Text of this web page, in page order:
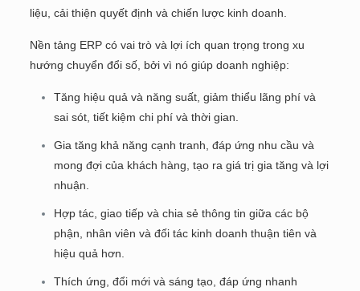
liệu, cải thiện quyết định và chiến lược kinh doanh.
Nền tảng ERP có vai trò và lợi ích quan trọng trong xu
hướng chuyển đổi số, bởi vì nó giúp doanh nghiệp:
Tăng hiệu quả và năng suất, giảm thiểu lãng phí và
sai sót, tiết kiệm chi phí và thời gian.
Gia tăng khả năng cạnh tranh, đáp ứng nhu cầu và
mong đợi của khách hàng, tạo ra giá trị gia tăng và lợi
nhuận.
Hợp tác, giao tiếp và chia sẻ thông tin giữa các bộ
phận, nhân viên và đối tác kinh doanh thuận tiên và
hiệu quả hơn.
Thích ứng, đổi mới và sáng tạo, đáp ứng nhanh